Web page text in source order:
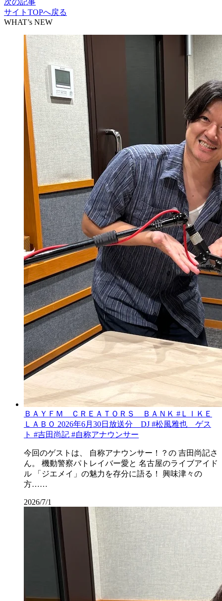
次の記事
サイトTOPへ戻る
WHAT’s NEW
ＢＡＹＦＭ ＣＲＥＡＴＯＲＳ ＢＡＮＫ #ＬＩＫＥ
ＬＡＢＯ 2026年6月30日放送分 DJ #松風雅也 ゲス
ト #吉田尚記 #自称アナウンサー
今回のゲストは、 自称アナウンサー！？の 吉田尚記さ
ん。 機動警察パトレイバー愛と 名古屋のライブアイド
ル 「ジエメイ」の魅力を存分に語る！ 興味津々の
方……
2026/7/1